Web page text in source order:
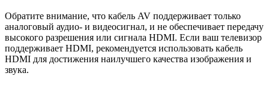
Обратите внимание, что кабель AV поддерживает только
аналоговый аудио- и видеосигнал, и не обеспечивает передачу
высокого разрешения или сигнала HDMI. Если ваш телевизор
поддерживает HDMI, рекомендуется использовать кабель
HDMI для достижения наилучшего качества изображения и
звука.